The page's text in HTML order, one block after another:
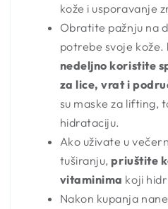
kože i usporavanje
Obratite pažnju na
potrebe svoje kože.
nedeljno koristite
za lice, vrat i
su maske za lifting,
hidrataciju.
Ako uživate u
tuširanju, priuštite
vitaminima koji
Nakon kupanja